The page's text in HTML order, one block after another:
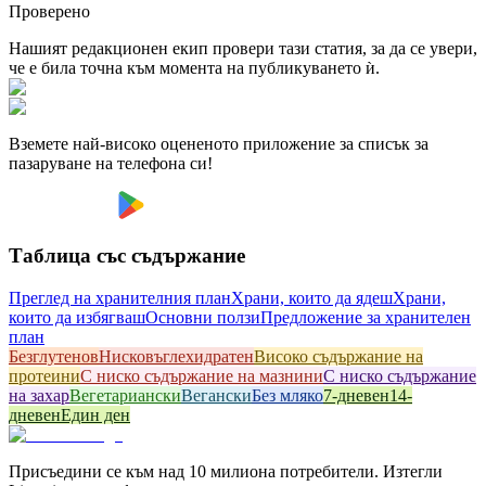
Проверено
Нашият редакционен екип провери тази статия, за да се увери,
че е била точна към момента на публикуването ѝ.
Вземете най-високо оцененото приложение за списък за
пазаруване на телефона си!
Таблица със съдържание
Преглед на хранителния планХрани, които да ядешХрани,
които да избягвашОсновни ползиПредложение за хранителен
план
БезглутеновHисковъглехидратенВисоко съдържание на
протеиниС ниско съдържание на мазниниС ниско съдържание
на захарВегетарианскиВеганскиБез мляко7-дневен14-
дневенЕдин ден
Присъедини се към над 10 милиона потребители. Изтегли